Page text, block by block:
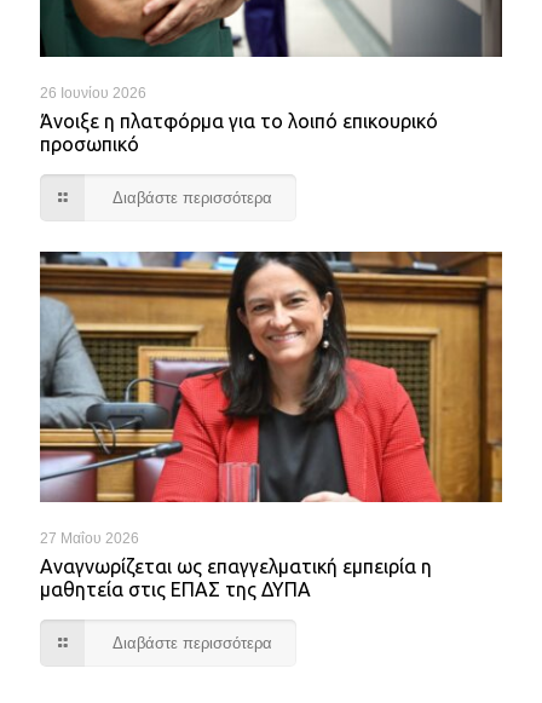
26 Ιουνίου 2026
Άνοιξε η πλατφόρμα για το λοιπό επικουρικό
προσωπικό
Διαβάστε περισσότερα
27 Μαΐου 2026
Αναγνωρίζεται ως επαγγελματική εμπειρία η
μαθητεία στις ΕΠΑΣ της ΔΥΠΑ
Διαβάστε περισσότερα